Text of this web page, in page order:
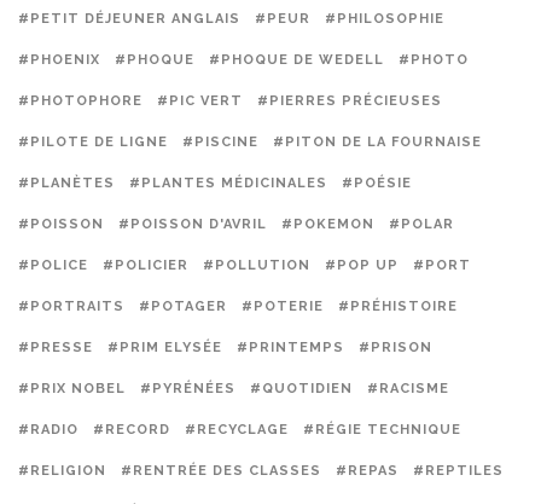
#PETIT DÉJEUNER ANGLAIS #PEUR #PHILOSOPHIE
#PHOENIX #PHOQUE #PHOQUE DE WEDELL #PHOTO
#PHOTOPHORE #PIC VERT #PIERRES PRÉCIEUSES
#PILOTE DE LIGNE #PISCINE #PITON DE LA FOURNAISE
#PLANÈTES #PLANTES MÉDICINALES #POÉSIE
#POISSON #POISSON D'AVRIL #POKEMON #POLAR
#POLICE #POLICIER #POLLUTION #POP UP #PORT
#PORTRAITS #POTAGER #POTERIE #PRÉHISTOIRE
#PRESSE #PRIM ELYSÉE #PRINTEMPS #PRISON
#PRIX NOBEL #PYRÉNÉES #QUOTIDIEN #RACISME
#RADIO #RECORD #RECYCLAGE #RÉGIE TECHNIQUE
#RELIGION #RENTRÉE DES CLASSES #REPAS #REPTILES